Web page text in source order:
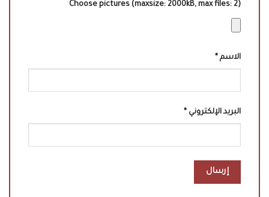
Choose pictures (maxsize: 2000kB, max files: 2)
الاسم *
البريد الإلكتروني *